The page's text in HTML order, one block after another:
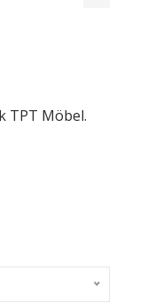
TPT Möbel.